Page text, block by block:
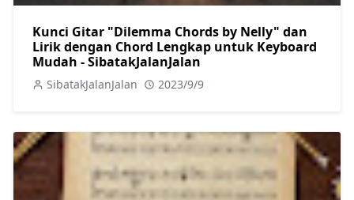
Kunci Gitar "Dilemma Chords by Nelly" dan
Lirik dengan Chord Lengkap untuk Keyboard
Mudah - SibatakJalanJalan
SibatakJalanJalan 2023/9/9